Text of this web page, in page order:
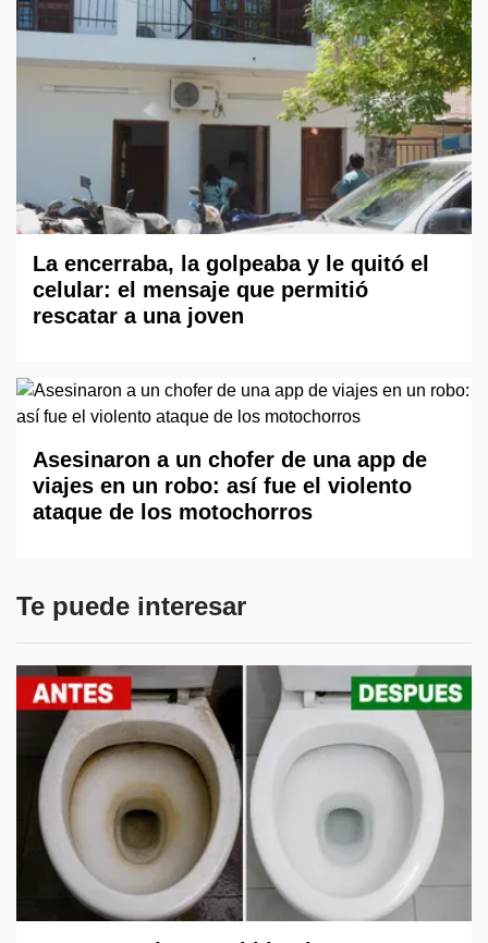
La encerraba, la golpeaba y le quitó el
celular: el mensaje que permitió
rescatar a una joven
Asesinaron a un chofer de una app de
viajes en un robo: así fue el violento
ataque de los motochorros
Te puede interesar